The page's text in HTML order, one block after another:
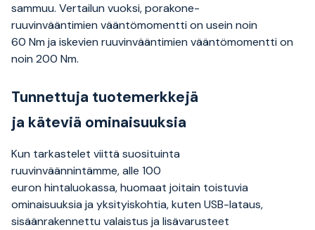
sammuu. Vertailun vuoksi, porakone-
ruuvinvääntimien vääntömomentti on usein noin
60 Nm ja iskevien ruuvinvääntimien vääntömomentti on
noin 200 Nm.
Tunnettuja tuotemerkkejä
ja käteviä ominaisuuksia
Kun tarkastelet viittä suosituinta
ruuvinväännintämme, alle 100
euron hintaluokassa, huomaat joitain toistuvia
ominaisuuksia ja yksityiskohtia, kuten USB-lataus,
sisäänrakennettu valaistus ja lisävarusteet